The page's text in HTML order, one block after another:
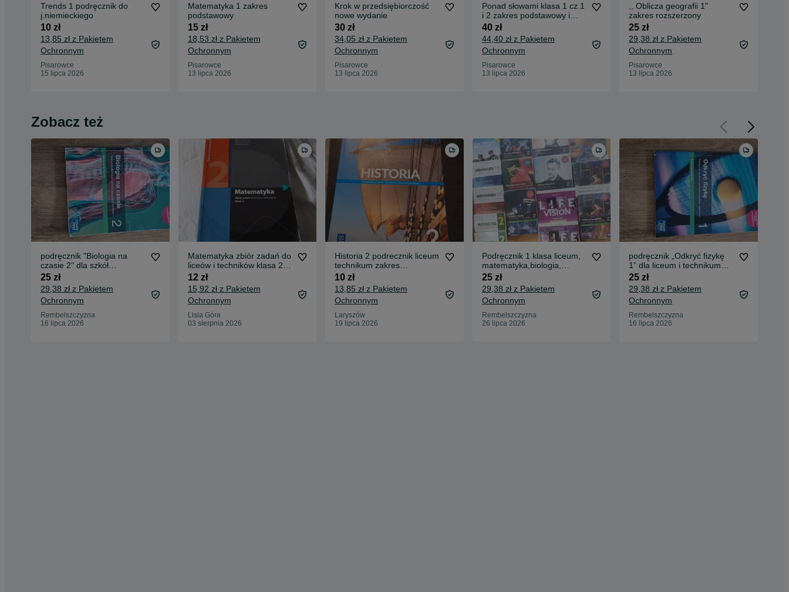
Trends 1 podręcznik do
j.niemieckiego
10 zł
13,85 zł z Pakietem
Ochronnym
Pisarowce
15 lipca 2026
Matematyka 1 zakres
podstawowy
15 zł
18,53 zł z Pakietem
Ochronnym
Pisarowce
13 lipca 2026
Krok w przedsiębiorczość
nowe wydanie
30 zł
34,05 zł z Pakietem
Ochronnym
Pisarowce
13 lipca 2026
Ponad słowami klasa 1 cz.1
i 2 zakres podstawowy i
rozszerzony
40 zł
44,40 zł z Pakietem
Ochronnym
Pisarowce
13 lipca 2026
,, Oblicza geografii 1"
zakres rozszerzony
25 zł
29,38 zł z Pakietem
Ochronnym
Pisarowce
13 lipca 2026
Zobacz też
podręcznik "Biologia na
czasie 2" dla szkół
ponadpodstawowych,
wydany przez Nowa Era
25 zł
29,38 zł z Pakietem
Ochronnym
Rembelszczyzna
16 lipca 2026
Matematyka zbiór zadań do
liceów i techników klasa 2.
Zakres rozszerzo
12 zł
15,92 zł z Pakietem
Ochronnym
Lisia Góra
03 sierpnia 2026
Historia 2 podrecznik liceum
technikum zakres
podstawowy
10 zł
13,85 zł z Pakietem
Ochronnym
Laryszów
19 lipca 2026
Podręcznik 1 klasa liceum,
matematyka,biologia,
historia,geografi
25 zł
29,38 zł z Pakietem
Ochronnym
Rembelszczyzna
26 lipca 2026
podręcznik „Odkryć fizykę
1” dla liceum i technikum
(zakres podstawowy)
wydawnictwa Nowa Era
25 zł
29,38 zł z Pakietem
Ochronnym
Rembelszczyzna
16 lipca 2026